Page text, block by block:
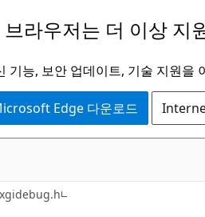
브라우저는 더 이상 지
기능, 보안 업데이트, 기술 지원
Edge 다운로드